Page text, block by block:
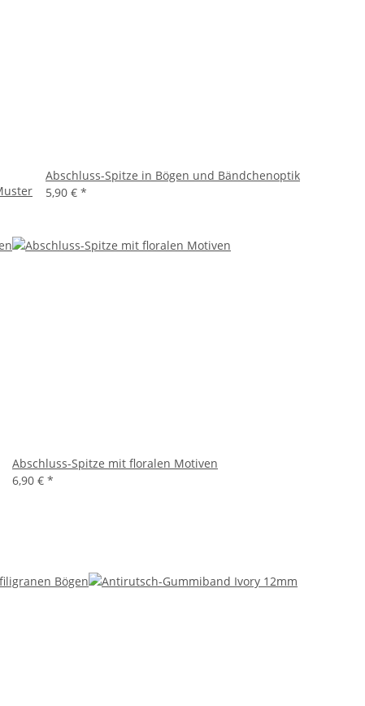
Abschluss-Spitze in Bögen und Bändchenoptik
5,90 € *
Abschluss-Spitze mit floralen Motiven
6,90 € *